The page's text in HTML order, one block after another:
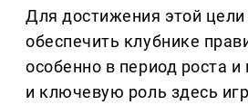
Для достижения этой
обеспечить клубнике
особенно в период роста
и ключевую роль здесь